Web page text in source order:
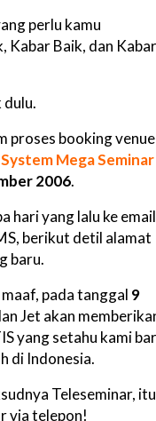
perlu kamu
Kabar Baik, dan Kabar
dulu.
proses booking venue
Mega Seminar
2006.
hari yang lalu ke email
berikut detil alamat
baru.
pada tanggal 9
Jet akan
yang setahu kami
di Indonesia.
Teleseminar, itu
via telepon!